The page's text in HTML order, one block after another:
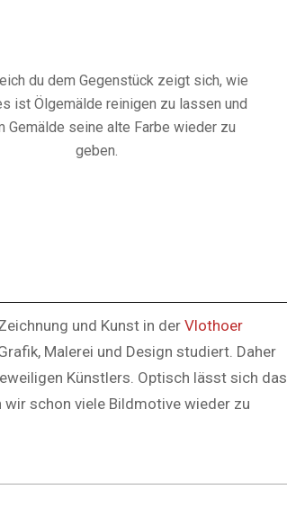
du dem Gegenstück zeigt sich, wie
ist Ölgemälde reinigen zu lassen und
Gemälde seine alte Farbe wieder zu
geben.
und Kunst in derVlothoer
Malerei und Design studiert. Daher
Künstlers. Optisch lässt sich das
schon viele Bildmotive wieder zu